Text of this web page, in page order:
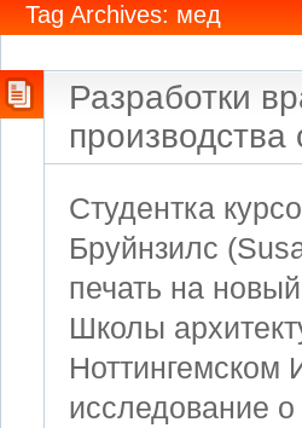
Tag Archives: мед
Разработки
Студентка
Бруйнзилс
печать на
Школы
Ноттингемском
исследование о